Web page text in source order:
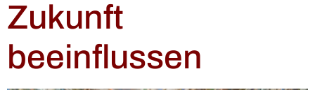
Zukunft
beeinflussen